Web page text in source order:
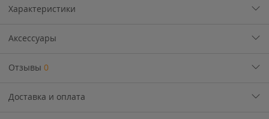
Характеристики
Аксессуары
Отзывы 0
Доставка и оплата